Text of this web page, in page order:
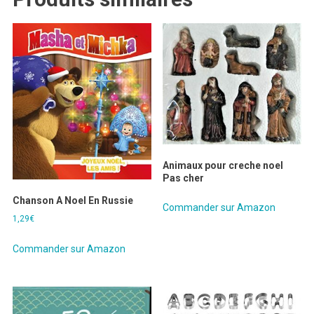
Chanson A Noel En Russie
1,29€
Commander sur Amazon
Animaux pour creche noel
Pas cher
Commander sur Amazon